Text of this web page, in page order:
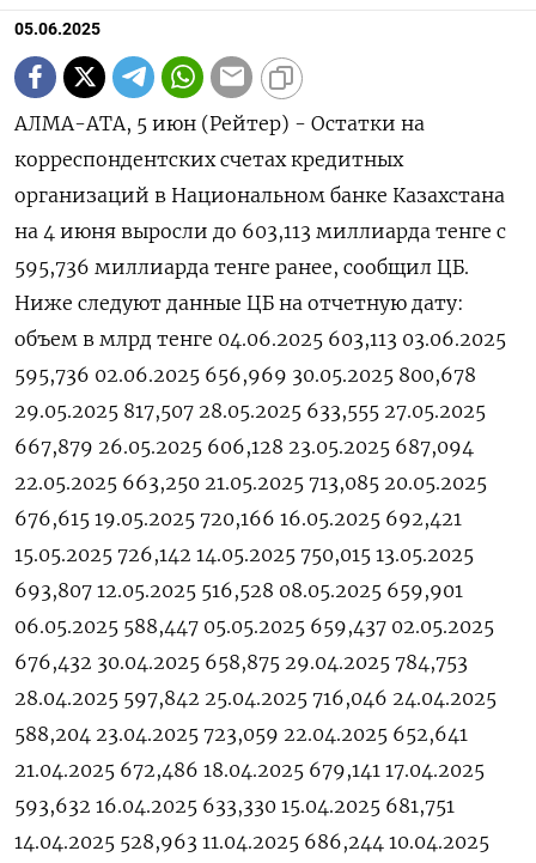
05.06.2025
АЛМА-АТА, 5 июн (Рейтер) - Остатки на
корреспондентских счетах кредитных
организаций в Национальном банке Казахстана
на 4 июня выросли до 603,113 миллиарда тенге с
595,736 миллиарда тенге ранее, сообщил ЦБ.
Ниже следуют данные ЦБ на отчетную дату:
объем в млрд тенге 04.06.2025 603,113 03.06.2025
595,736 02.06.2025 656,969 30.05.2025 800,678
29.05.2025 817,507 28.05.2025 633,555 27.05.2025
667,879 26.05.2025 606,128 23.05.2025 687,094
22.05.2025 663,250 21.05.2025 713,085 20.05.2025
676,615 19.05.2025 720,166 16.05.2025 692,421
15.05.2025 726,142 14.05.2025 750,015 13.05.2025
693,807 12.05.2025 516,528 08.05.2025 659,901
06.05.2025 588,447 05.05.2025 659,437 02.05.2025
676,432 30.04.2025 658,875 29.04.2025 784,753
28.04.2025 597,842 25.04.2025 716,046 24.04.2025
588,204 23.04.2025 723,059 22.04.2025 652,641
21.04.2025 672,486 18.04.2025 679,141 17.04.2025
593,632 16.04.2025 633,330 15.04.2025 681,751
14.04.2025 528,963 11.04.2025 686,244 10.04.2025